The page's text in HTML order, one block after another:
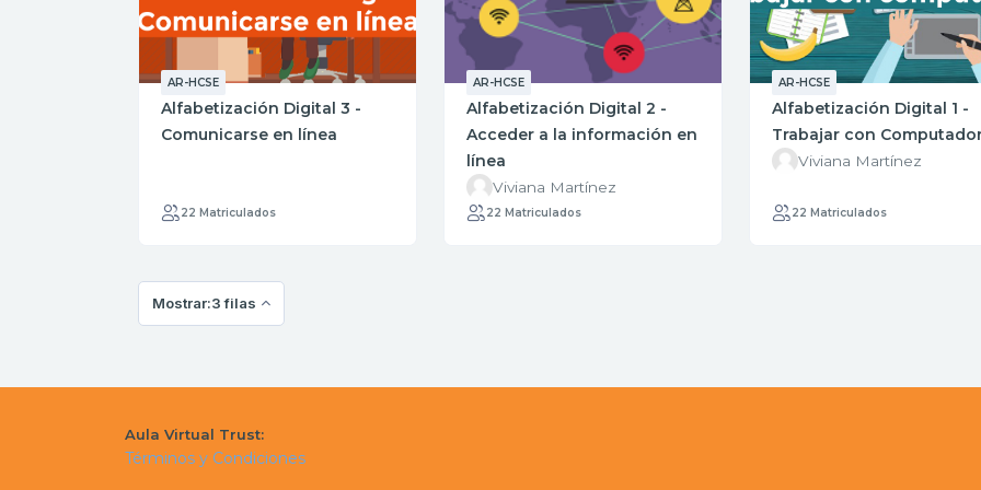
AR-HCSE
Alfabetización Digital 3 -
Comunicarse en línea
22 Matriculados
AR-HCSE
Alfabetización Digital 2 -
Acceder a la información en
línea
Viviana Martínez
22 Matriculados
AR-HCSE
Alfabetización Digital 1 -
Trabajar con
Viviana Martínez
22 Matriculados
Mostrar:3 filas
Aula Virtual Trust:
Términos y Condiciones